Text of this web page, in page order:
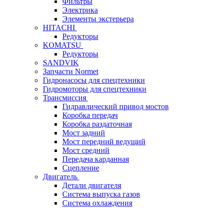
Электрика
Элементы экстерьера
HITACHI
Редукторы
KOMATSU
Редукторы
SANDVIK
Запчасти Normet
Гидронасосы для спецтехники
Гидромоторы для спецтехники
Трансмиссия
Гидравлический привод мостов
Коробка передач
Коробка раздаточная
Мост задний
Мост передний ведущий
Мост средний
Передача карданная
Сцепление
Двигатель
Детали двигателя
Система выпуска газов
Система охлаждения